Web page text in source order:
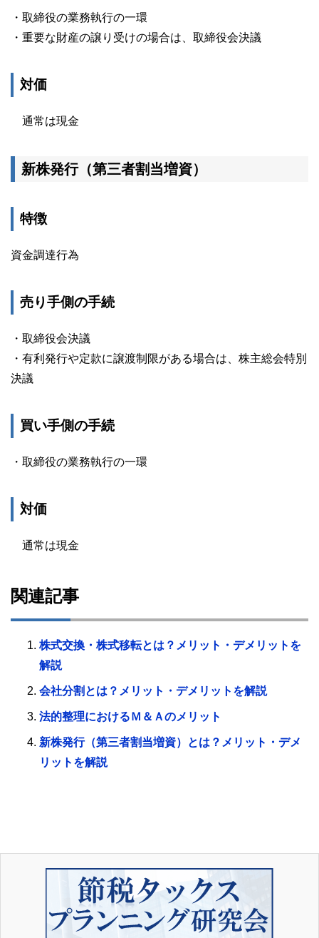
・取締役の業務執行の一環
・重要な財産の譲り受けの場合は、取締役会決議
対価
通常は現金
新株発行（第三者割当増資）
特徴
資金調達行為
売り手側の手続
・取締役会決議
・有利発行や定款に譲渡制限がある場合は、株主総会特別
決議
買い手側の手続
・取締役の業務執行の一環
対価
通常は現金
関連記事
株式交換・株式移転とは？メリット・デメリットを
解説
会社分割とは？メリット・デメリットを解説
法的整理におけるＭ＆Ａのメリット
新株発行（第三者割当増資）とは？メリット・デメ
リットを解説